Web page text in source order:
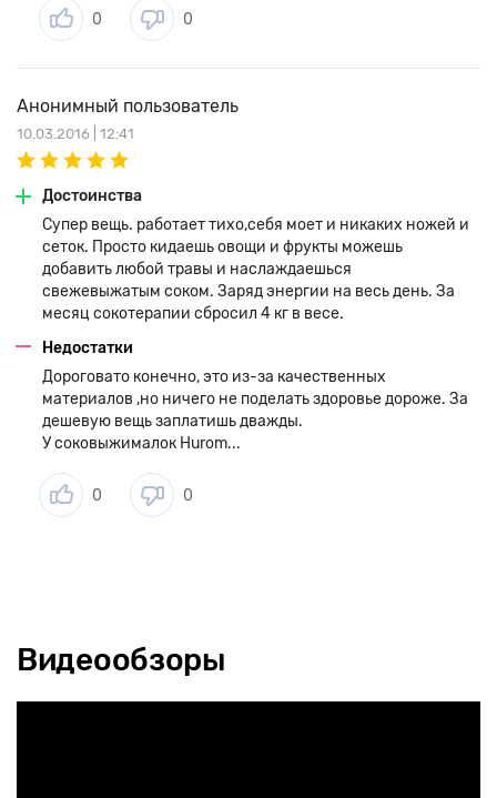
0 0
Анонимный пользователь
10.03.2016 | 12:41
Достоинства
Супер вещь. работает тихо,себя моет и никаких ножей и
сеток. Просто кидаешь овощи и фрукты можешь
добавить любой травы и наслаждаешься
свежевыжатым соком. Заряд энергии на весь день. За
месяц сокотерапии сбросил 4 кг в весе.
Недостатки
Дороговато конечно, это из-за качественных
материалов ,но ничего не поделать здоровье дороже. За
дешевую вещь заплатишь дважды.
У соковыжималок Hurom...
0 0
Видеообзоры